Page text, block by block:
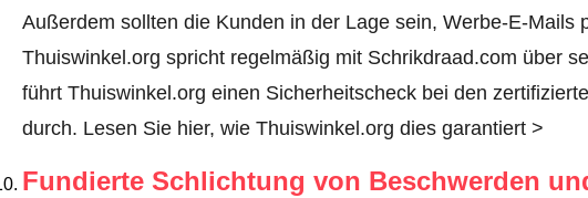
Außerdem sollten die Kunden in der Lage sein, Werbe-E-Mails
Thuiswinkel.org spricht regelmäßig mit Schrikdraad.com über
führt Thuiswinkel.org einen Sicherheitscheck bei den
durch. Lesen Sie hier, wie Thuiswinkel.org dies garantiert >
Fundierte Schlichtung von Beschwerden